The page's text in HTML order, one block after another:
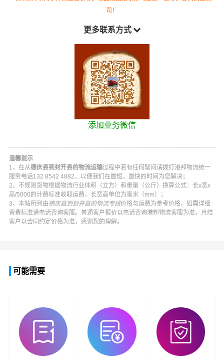
司！
更多联系方式
添加业务微信
温馨提示
1、在从德庆县到封开县的物流运输过程中若有任何疑问请拨打 港邦物流统一
服务电话132 8542 4882 ，以便我们在最短，最快的时间为您解决；
2、不规则货物根据物流行业体积（立方）和重量（公斤）换算公式：长x宽x
高/5000的计费标准收取运费，长宽高单位为毫米（mm）；
3、本站所列由德庆县到封开县的物流专线价格与运费为参考价格，如需详细
资费标准请电话咨询客服。普通客户报价以电话咨询港邦物流客服为准，月结
客户以合同约定价格为准，感谢您的理解。
可能需要